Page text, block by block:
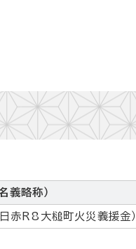
義略称）
赤R8大槌町火災義援金）